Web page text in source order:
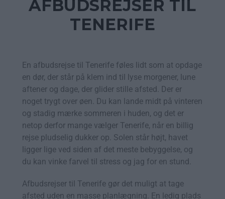
AFBUDSREJSER TIL
TENERIFE
En afbudsrejse til Tenerife føles lidt som at opdage
en dør, der står på klem ind til lyse morgener, lune
aftener og dage, der glider stille afsted. Der er
noget trygt over øen. Du kan lande midt på vinteren
og stadig mærke sommeren i huden, og det er
netop derfor mange vælger Tenerife, når en billig
rejse pludselig dukker op. Solen står højt, havet
ligger lige ved siden af det meste bebyggelse, og
du kan vinke farvel til stress og jag for en stund.
Afbudsrejser til Tenerife gør det muligt at tage
afsted uden en masse planlægning. En ledig plads